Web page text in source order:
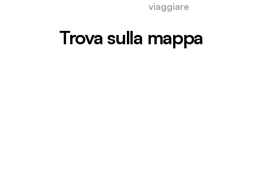
viaggiare
Trova sulla mappa